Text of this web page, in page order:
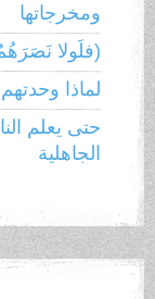
ومخرجاتها
(فلَولا نَصَرَهُمُ
لماذا وحدتهم
حتى يعلم
الجاهلية